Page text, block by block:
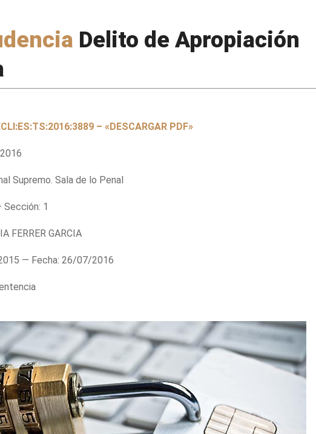
Delito de Apropiación
– «DESCARGAR PDF»
Supremo. Sala de lo Penal
Sección: 1
FERRER GARCIA
— Fecha: 26/07/2016